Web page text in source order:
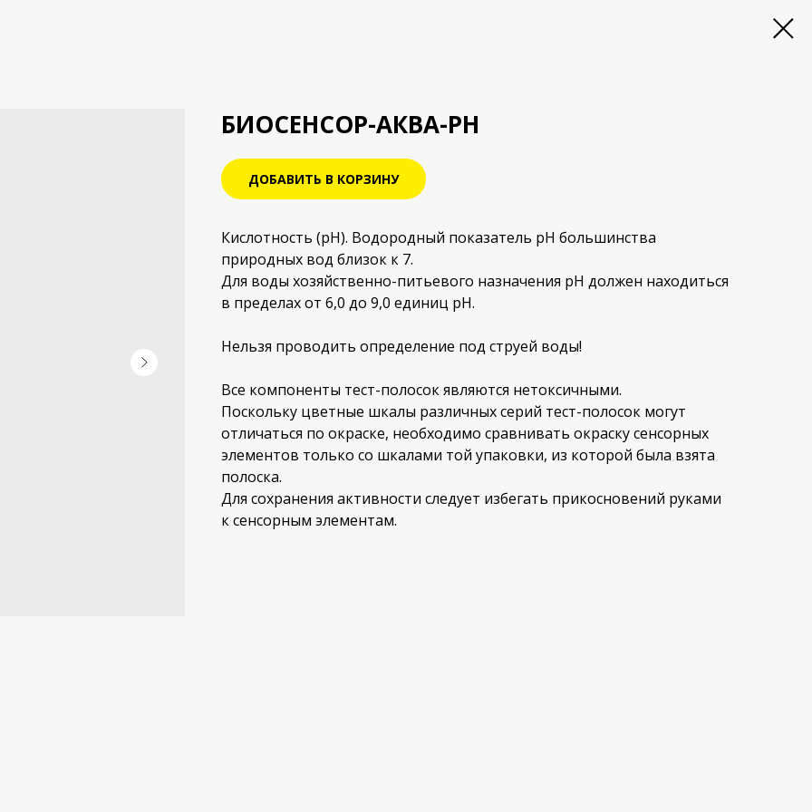
БИОСЕНСОР-АКВА-PH
ДОБАВИТЬ В КОРЗИНУ
Кислотность (рН). Водородный показатель рН большинства
природных вод близок к 7.
Для воды хозяйственно-питьевого назначения рН должен находиться
в пределах от 6,0 до 9,0 единиц рН.
Нельзя проводить определение под струей воды!
Все компоненты тест-полосок являются нетоксичными.
Поскольку цветные шкалы различных серий тест-полосок могут
отличаться по окраске, необходимо сравнивать окраску сенсорных
элементов только со шкалами той упаковки, из которой была взята
полоска.
Для сохранения активности следует избегать прикосновений руками
к сенсорным элементам.